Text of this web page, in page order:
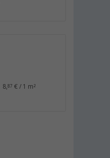
8,87 € / 1 m²